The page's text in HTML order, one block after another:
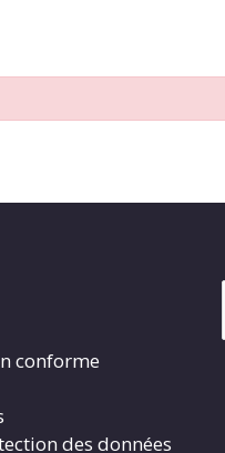
conforme
des données